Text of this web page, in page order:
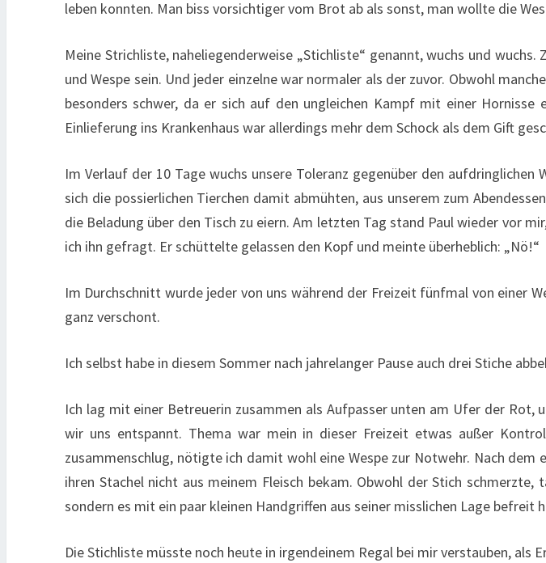
leben konnten. Man biss vorsichtiger vom Brot ab als sonst, man wollte die
Meine Strichliste, naheliegenderweise „Stichliste“ genannt, wuchs und
und Wespe sein. Und jeder einzelne war normaler als der zuvor. Obwohl
besonders schwer, da er sich auf den ungleichen Kampf mit einer
Einlieferung ins Krankenhaus war allerdings mehr dem Schock als dem Gift
Im Verlauf der 10 Tage wuchs unsere Toleranz gegenüber den
sich die possierlichen Tierchen damit abmühten, aus unserem zum
die Beladung über den Tisch zu eiern. Am letzten Tag stand Paul wieder vor
ich ihn gefragt. Er schüttelte gelassen den Kopf und meinte überheblich: „Nö!“
Im Durchschnitt wurde jeder von uns während der Freizeit fünfmal von einer
ganz verschont.
Ich selbst habe in diesem Sommer nach jahrelanger Pause auch drei Stiche
Ich lag mit einer Betreuerin zusammen als Aufpasser unten am Ufer der Rot,
wir uns entspannt. Thema war mein in dieser Freizeit etwas außer
zusammenschlug, nötigte ich damit wohl eine Wespe zur Notwehr. Nach
ihren Stachel nicht aus meinem Fleisch bekam. Obwohl der Stich
sondern es mit ein paar kleinen Handgriffen aus seiner misslichen Lage befreit
Die Stichliste müsste noch heute in irgendeinem Regal bei mir verstauben, als